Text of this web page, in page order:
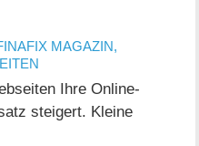
MAGAZIN,
Ihre Online-
steigert. Kleine